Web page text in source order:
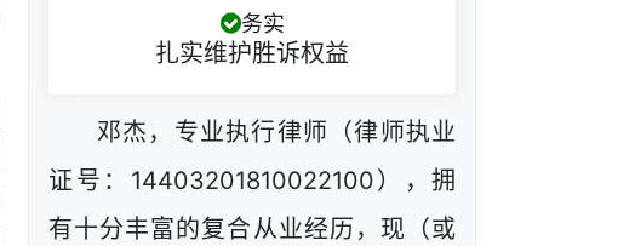
务实
扎实维护胜诉权益
邓杰，专业执行律师（律师执业
证号：14403201810022100），拥
有十分丰富的复合从业经历，现（或